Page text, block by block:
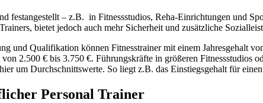
festangestellt – z.B. in Fitnessstudios, Reha-Einrichtungen und
bietet jedoch auch mehr Sicherheit und zusätzliche
und Qualifikation können Fitnesstrainer mit einem Jahresgehalt
2.500 € bis 3.750 €. Führungskräfte in größeren Fitnessstudios
um Durchschnittswerte. So liegt z.B. das Einstiegsgehalt für
Personal Trainer